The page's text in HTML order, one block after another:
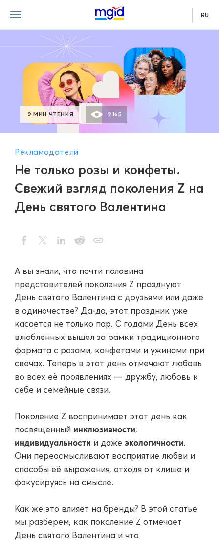
RU
Не только розы и конфеты.
Свежий взгляд поколения Z на
День святого Валентина
Рекламодатели
9 МИН ЧТЕНИЯ 9165
А вы знали, что почти половина
представителей поколения Z празднуют
День святого Валентина с друзьями или даже
в одиночестве? Да-да, этот праздник уже
касается не только пар. С годами День всех
влюбленных вышел за рамки традиционного
формата с розами, конфетами и ужинами при
свечах. Теперь в этот день отмечают любовь
во всех её проявлениях — дружбу, любовь к
себе и семейные связи.
Поколение Z воспринимает этот день как
посвященный инклюзивности,
индивидуальности и даже экологичности.
Они переосмысливают восприятие любви и
способы её выражения, отходя от клише и
фокусируясь на смысле.
Как же это влияет на бренды? В этой статье
мы разберем, как поколение Z отмечает
День святого Валентина и что